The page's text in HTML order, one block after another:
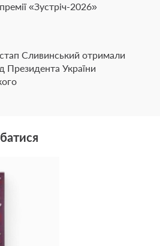
«Зустріч-2026»
Сливинський отримали
Президента України